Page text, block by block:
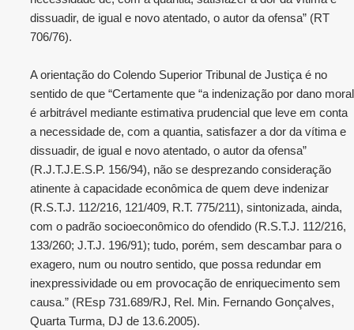
dissuadir, de igual e novo atentado, o autor da ofensa” (RT
706/76).
A orientação do Colendo Superior Tribunal de Justiça é no
sentido de que “Certamente que “a indenização por dano moral
é arbitrável mediante estimativa prudencial que leve em conta
a necessidade de, com a quantia, satisfazer a dor da vítima e
dissuadir, de igual e novo atentado, o autor da ofensa”
(R.J.T.J.E.S.P. 156/94), não se desprezando consideração
atinente à capacidade econômica de quem deve indenizar
(R.S.T.J. 112/216, 121/409, R.T. 775/211), sintonizada, ainda,
com o padrão socioeconômico do ofendido (R.S.T.J. 112/216,
133/260; J.T.J. 196/91); tudo, porém, sem descambar para o
exagero, num ou noutro sentido, que possa redundar em
inexpressividade ou em provocação de enriquecimento sem
causa.” (REsp 731.689/RJ, Rel. Min. Fernando Gonçalves,
Quarta Turma, DJ de 13.6.2005).